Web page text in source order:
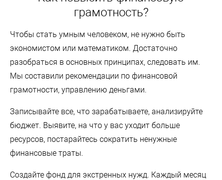
грамотность?
Чтобы стать умным человеком, не нужно быть
экономистом или математиком. Достаточно
разобраться в основных принципах, следовать им.
Мы составили рекомендации по финансовой
грамотности, управлению деньгами.
Записывайте все, что зарабатываете, анализируйте
бюджет. Выявите, на что у вас уходит больше
ресурсов, постарайтесь сократить ненужные
финансовые траты.
Создайте фонд для экстренных нужд. Каждый месяц